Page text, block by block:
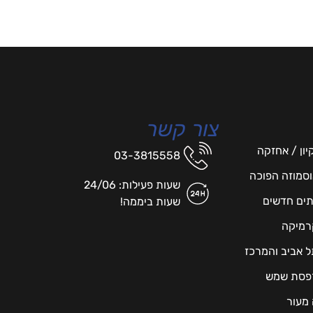
/ אחזקה
הפוכה
חדשים
אביב והמרכז
שמש
מעור
צור קשר
03-3815558
שעות פעילות: 24/06
שעות ביממה!